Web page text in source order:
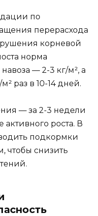
по
перерасхода
корневой
норма
навоза — 2-3 кг/м², а
раз в 10-14 дней.
— за 2-3 недели
роста. В
подкормки
чтобы снизить